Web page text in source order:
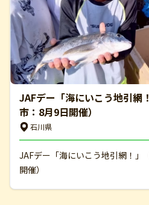
JAFデー「海にいこう地引網
市：8月9日開催）
石川県
JAFデー「海にいこう地引網！」
開催）